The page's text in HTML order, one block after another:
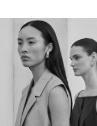
Intet indhold